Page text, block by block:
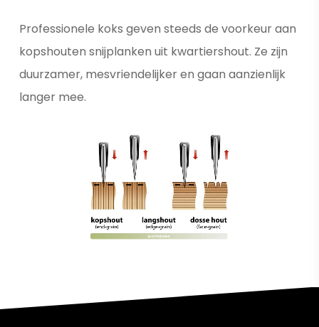
Professionele koks geven steeds de voorkeur aan
kopshouten snijplanken uit kwartiershout. Ze zijn
duurzamer, mesvriendelijker en gaan aanzienlijk
langer mee.